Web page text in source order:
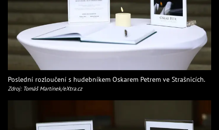
Poslední rozloučení s hudebníkem Oskarem Petrem ve Strašnicích.
Zdroj: Tomáš Martínek/eXtra.cz